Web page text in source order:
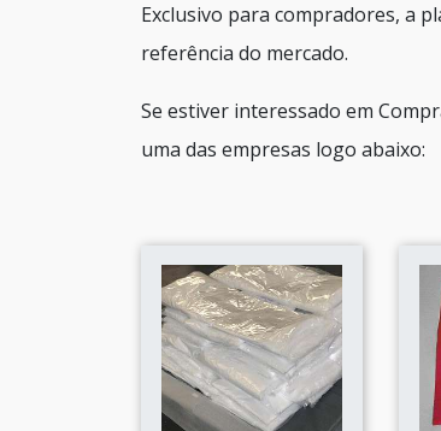
Exclusivo para compradores, a
referência do mercado.
Se estiver interessado em
uma das empresas logo abaixo: